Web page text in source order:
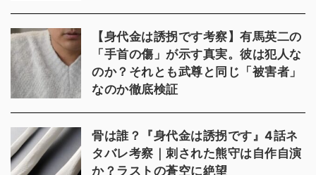
【身代金は誘拐です考察】有馬英二の
「手首の傷」が示す真実。彼は犯人な
のか？それとも武尊と同じ「被害者」
なのか徹底検証
骨は誰？『身代金は誘拐です』4話ネ
タバレ考察｜刺された熊守は自作自演
か？ラストの蒼空に絶望